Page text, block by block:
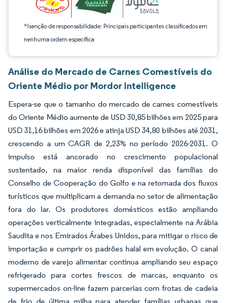
*Isenção de responsabilidade: Principais participantes classificados em
nenhuma ordem específica
Análise do Mercado de Carnes Comestíveis do
Oriente Médio por Mordor Intelligence
Espera-se que o tamanho do mercado de carnes comestíveis
do Oriente Médio aumente de USD 30,85 bilhões em 2025 para
USD 31,16 bilhões em 2026 e atinja USD 34,80 bilhões até 2031,
crescendo a um CAGR de 2,23% no período 2026-2031. O
impulso está ancorado no crescimento populacional
sustentado, na maior renda disponível das famílias do
Conselho de Cooperação do Golfo e na retomada dos fluxos
turísticos que multiplicam a demanda no setor de alimentação
fora do lar. Os produtores domésticos estão ampliando
operações verticalmente integradas, especialmente na Arábia
Saudita e nos Emirados Árabes Unidos, para mitigar o risco de
importação e cumprir os padrões halal em evolução. O canal
moderno de varejo alimentar continua ampliando seu espaço
refrigerado para cortes frescos de marcas, enquanto os
supermercados on-line fazem parcerias com frotas de cadeia